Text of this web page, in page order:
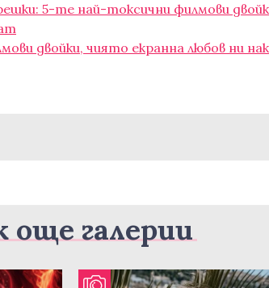
5-те най-токсични филмови
двойки, чиято екранна любов ни
още галерии